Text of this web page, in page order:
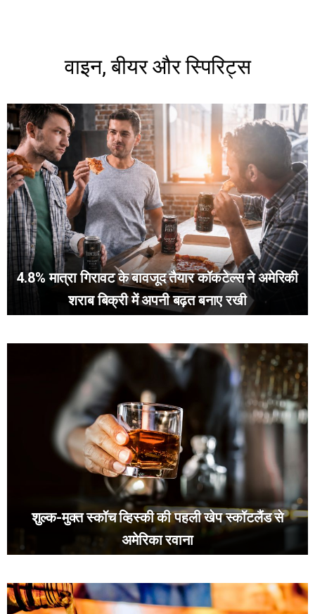
वाइन, बीयर और स्पिरिट्स
4.8% मात्रा गिरावट के बावजूद तैयार कॉकटेल्स ने अमेरिकी
शराब बिक्री में अपनी बढ़त बनाए रखी
शुल्क-मुक्त स्कॉच व्हिस्की की पहली खेप स्कॉटलैंड से
अमेरिका रवाना